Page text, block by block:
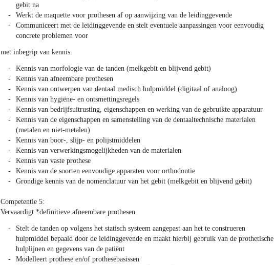
gebit na
Werkt de maquette voor prothesen af op aanwijzing van de leidinggevende
Communiceert met de leidinggevende en stelt eventuele aanpassingen voor eenvoudig
concrete problemen voor
met inbegrip van kennis:
Kennis van morfologie van de tanden (melkgebit en blijvend gebit)
Kennis van afneembare prothesen
Kennis van ontwerpen van dentaal medisch hulpmiddel (digitaal of analoog)
Kennis van hygiëne- en ontsmettingsregels
Kennis van bedrijfsuitrusting, eigenschappen en werking van de gebruikte apparatuur
Kennis van de eigenschappen en samenstelling van de dentaaltechnische materialen
(metalen en niet-metalen)
Kennis van boor-, slijp- en polijstmiddelen
Kennis van verwerkingsmogelijkheden van de materialen
Kennis van vaste prothese
Kennis van de soorten eenvoudige apparaten voor orthodontie
Grondige kennis van de nomenclatuur van het gebit (melkgebit en blijvend gebit)
Competentie 5:
Vervaardigt *definitieve afneembare prothesen
Stelt de tanden op volgens het statisch systeem aangepast aan het te construeren
hulpmiddel bepaald door de leidinggevende en maakt hierbij gebruik van de prothetische
hulplijnen en gegevens van de patiënt
Modelleert prothese en/of prothesebasissen